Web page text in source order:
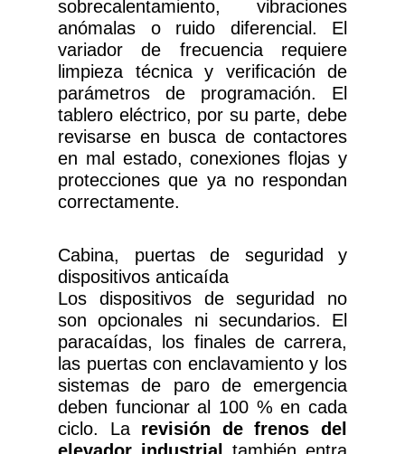
sobrecalentamiento, vibraciones
anómalas o ruido diferencial. El
variador de frecuencia requiere
limpieza técnica y verificación de
parámetros de programación. El
tablero eléctrico, por su parte, debe
revisarse en busca de contactores
en mal estado, conexiones flojas y
protecciones que ya no respondan
correctamente.
Cabina, puertas de seguridad y
dispositivos anticaída
Los dispositivos de seguridad no
son opcionales ni secundarios. El
paracaídas, los finales de carrera,
las puertas con enclavamiento y los
sistemas de paro de emergencia
deben funcionar al 100 % en cada
ciclo. La revisión de frenos del